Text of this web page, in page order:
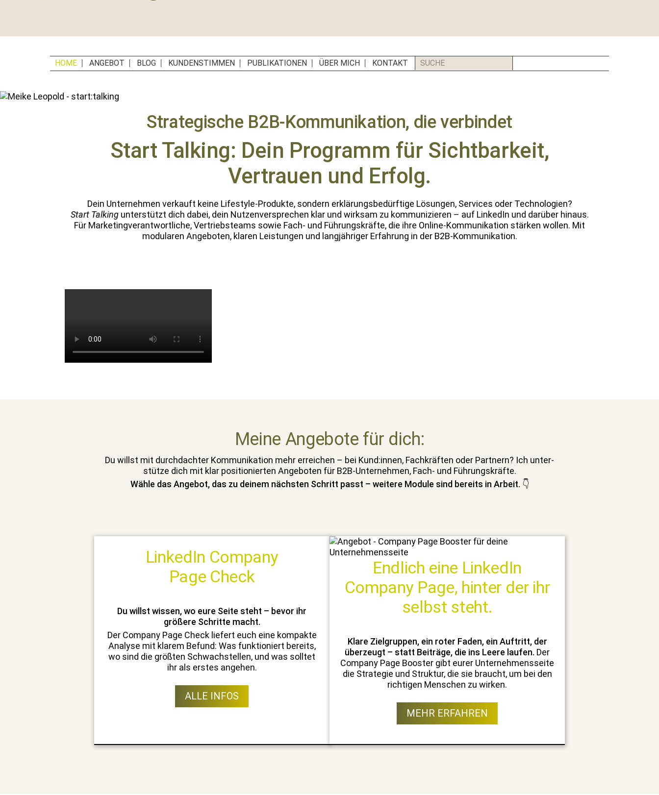
Unternehmen,
Manager
HOME ANGEBOT BLOG KUNDENSTIMMEN PUBLIKATIONEN ÜBER MICH KONTAKT SUCHE
Strategische B2B-Kommunikation, die verbindet
Start Talking: Dein Programm für Sichtbarkeit,
Vertrauen und Erfolg.
Dein Unternehmen verkauft keine Lifestyle-Pro­duk­te, son­dern erk­lärungs­bedürftige Lösun­gen, Ser­vices oder Tech­nolo­gien?
Start Talk­ingunter­stützt dich dabei, dein Nutzen­ver­sprechen klar und wirk­sam zu kom­mu­nizieren – auf LinkedIn und darüber hin­aus.
Für Mar­ket­ingver­ant­wortliche, Ver­trieb­steams sowie Fach- und Führungskräfte, die ihre Online-Kom­mu­nika­tion stärken wollen. Mit
mod­u­laren Ange­boten, klaren Leis­tun­gen und langjähriger Erfahrung in der B2B-Kommunikation.
Meine Angebote für dich:
Du willst mit durch­dachter Kom­mu­nika­tion mehr erre­ichen – bei Kund:innen, Fachkräften oder Part­nern? Ich unter­
stütze dich mit klar posi­tion­ierten Ange­boten für B2B-Unternehmen, Fach- und Führungskräfte.
Wäh­le das Ange­bot, das zu deinem näch­sten Schritt passt – weit­ere Mod­ule sind bere­its in Arbeit. 👇
LinkedIn Company
Page Check
Du willst wis­sen, wo eure Seite ste­ht – bevor ihr
größere Schritte macht.
Der Com­pa­ny Page Check liefert euch eine kom­pak­te
Analyse mit klarem Befund: Was funk­tion­iert bere­its,
wo sind die größten Schwach­stellen, und was soll­tet
ihr als erstes angehen.
ALLE INFOS
Endlich eine LinkedIn
Company Page, hinter der ihr
selbst steht.
Klare Ziel­grup­pen, ein rot­er Faden, ein Auftritt, der
überzeugt – statt Beiträge, die ins Leere laufen. Der
Com­pa­ny Page Boost­er gibt eur­er Unternehmens­seite
die Strate­gie und Struk­tur, die sie braucht, um bei den
richti­gen Men­schen zu wirken.
MEHR ERFAHREN